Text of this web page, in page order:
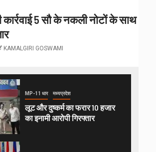
5 सौ के नकली नोटों के साथ
KAMALGIRI GOSWAMI
MP-11 धार मध्यप्रदेश
लूट और दुष्कर्म का फरार 10 हजार
का इनामी आरोपी गिरफ्तार